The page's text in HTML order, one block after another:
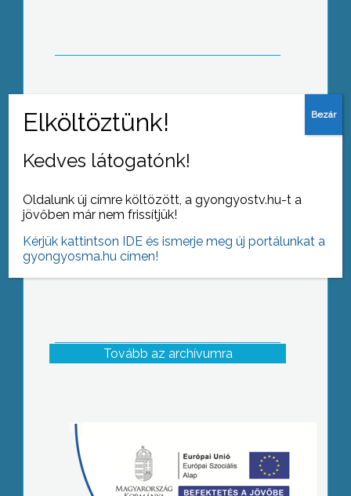
Halloween party az oviban
Tovább az archívumra
Kedves látogatónk!
Oldalunk új címre költözött, a gyongyostv.hu-t a
jövőben már nem frissítjük!
Kérjük kattintson IDE és ismerje meg új portálunkat a
gyongyosma.hu címen!